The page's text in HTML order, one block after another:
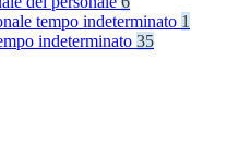
tempo indeterminato 1
indeterminato 35